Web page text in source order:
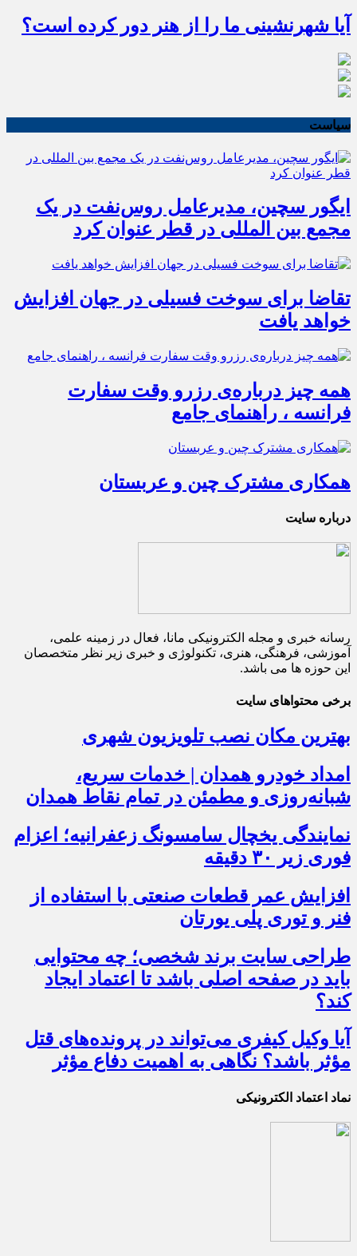
آیا شهرنشینی ما را از هنر دور کرده است؟
سیاست
ایگور سچین، مدیرعامل روس‌نفت در یک
مجمع بین المللی در قطر عنوان کرد
تقاضا برای سوخت فسیلی در جهان افزایش
خواهد یافت
همه چیز درباره‌ی رزرو وقت سفارت
فرانسه ، راهنمای جامع
همکاری مشترک چین و عربستان
درباره سایت
رسانه خبری و مجله الکترونیکی مانا، فعال در زمینه علمی،
آموزشی، فرهنگی، هنری، تکنولوژی و خبری زیر نظر متخصصان
این حوزه ها می باشد.
برخی محتواهای سایت
بهترین مکان نصب تلویزیون شهری
امداد خودرو همدان | خدمات سریع،
شبانه‌روزی و مطمئن در تمام نقاط همدان
نمایندگی یخچال سامسونگ زعفرانیه؛ اعزام
فوری زیر ۳۰ دقیقه
افزایش عمر قطعات صنعتی با استفاده از
فنر و توری پلی یورتان
طراحی سایت برند شخصی؛ چه محتوایی
باید در صفحه اصلی باشد تا اعتماد ایجاد
کند؟
آیا وکیل کیفری می‌تواند در پرونده‌های قتل
مؤثر باشد؟ نگاهی به اهمیت دفاع مؤثر
نماد اعتماد الکترونیکی